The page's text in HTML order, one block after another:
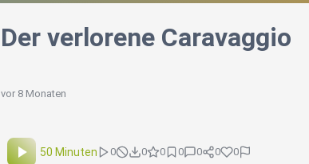
Der verlorene Caravaggio
vor 8 Monaten
50 Minuten 0 0 0 0 0 0 0